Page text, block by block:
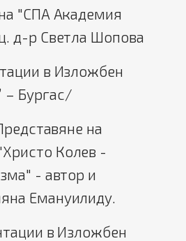
"СПА Академия
д-р Светла Шопова
в Изложбен
– Бургас/
на
Колев -
- автор и
Емануилиду.
в Изложбен